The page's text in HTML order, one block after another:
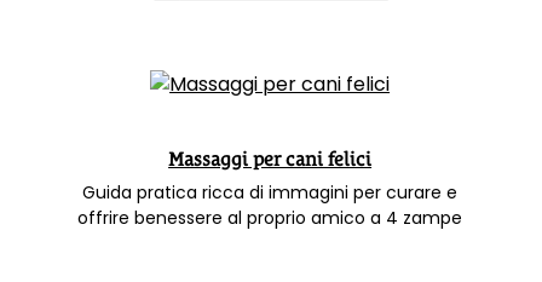
Massaggi per cani felici
Guida pratica ricca di immagini per curare e
offrire benessere al proprio amico a 4 zampe